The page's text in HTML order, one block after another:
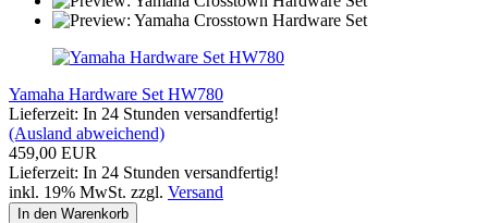
Yamaha Hardware Set HW780
Lieferzeit: In 24 Stunden versandfertig!
(Ausland abweichend)
459,00 EUR
Lieferzeit: In 24 Stunden versandfertig!
inkl. 19% MwSt. zzgl. Versand
In den Warenkorb